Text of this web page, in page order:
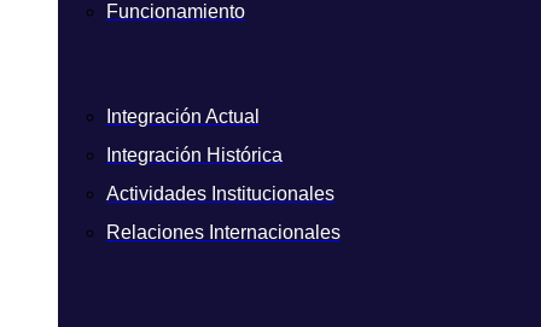
Funcionamiento
Integración Actual
Integración Histórica
Actividades Institucionales
Relaciones Internacionales